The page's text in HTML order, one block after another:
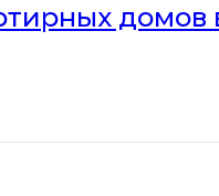
домов